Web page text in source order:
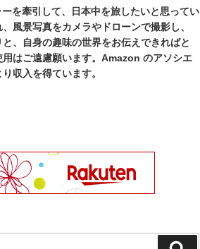
を牽引して、日本中を旅したいと思ってい
風景写真をカメラやドローンで撮影し、
、自身の趣味の世界をお伝えできればと
はご遠慮願います。Amazon のアソシエ
収入を得ています。